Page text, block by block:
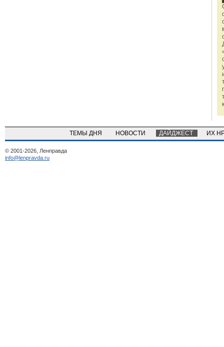
ТЕМЫ ДНЯ НОВОСТИ ДАЙДЖЕСТ ИХ
© 2001-2026, Ленправда
info@lenpravda.ru